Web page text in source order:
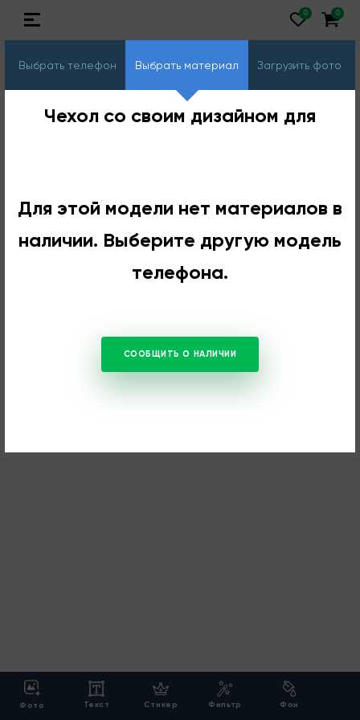
Выбрать телефон Выбрать материал Загрузить фото
Чехол со своим дизайном для
Для этой модели нет материалов в
наличии. Выберите другую модель
телефона.
СООБЩИТЬ О НАЛИЧИИ
Фото Текст Стикер Фильтр Фон